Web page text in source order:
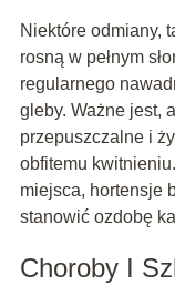
Niektóre odmiany,
rosną w pełnym
regularnego
gleby. Ważne jest,
przepuszczalne i
obfitemu
miejsca, hortensje
stanowić ozdobę
Choroby I